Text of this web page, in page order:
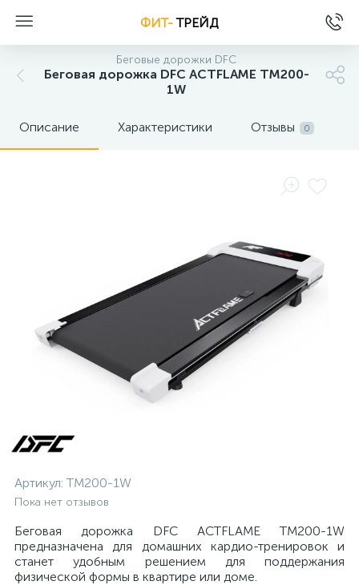
ФИТ-ТРЕЙД
Беговые дорожки DFC
Беговая дорожка DFC ACTFLAME TM200-
1W
Описание Характеристики Отзывы 0
Артикул:TM200-1W
Пока нет отзывов
Беговая дорожка DFC ACTFLAME TM200-1W
предназначена для домашних кардио-тренировок и
станет удобным решением для поддержания
физической формы в квартире или доме.